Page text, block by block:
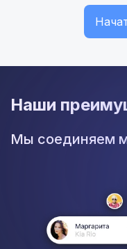
Наши
Мы соединяем